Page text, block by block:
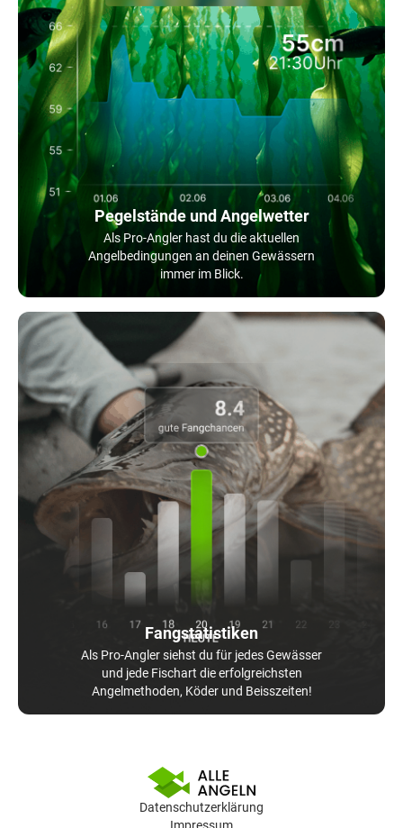
Pegelstände und Angelwetter
Als Pro-Angler hast du die aktuellen
Angelbedingungen an deinen Gewässern
immer im Blick.
Fangstatistiken
Als Pro-Angler siehst du für jedes Gewässer
und jede Fischart die erfolgreichsten
Angelmethoden, Köder und Beisszeiten!
Datenschutzerklärung
Impressum